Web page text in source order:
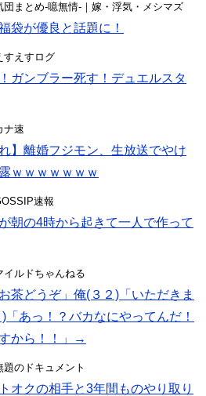
団まとめ-噫無情-｜嫁・浮気・メシマズ
袋が優良と話題に！
すえすログ
ガンブラー死す！デュエルスタ
ナ速
】離婚フジモン、生放送でやけ
ｗｗｗｗｗｗｗ
速報
朝の4時から起きて一人で作って
イルドちゃんねる
茶どうぞ」俺(３２)「いただきま
「あっ！？バカなにやってんだ！
から！！」→
のドキュメント
オクの相手と3年間ものやり取り